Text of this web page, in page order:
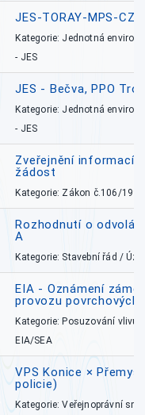
JES-TORAY-MPS-CZ
Kategorie: Jednotná
- JES
JES - Bečva, PPO
Kategorie: Jednotná
- JES
Zveřejnění informací
žádost
Kategorie: Zákon č.106/1999
Rozhodnutí o
A
Kategorie: Stavební řád /
EIA - Oznámení
provozu povrchových
Kategorie: Posuzování vlivů
EIA/SEA
VPS Konice ×
policie)
Kategorie: Veřejnoprávní